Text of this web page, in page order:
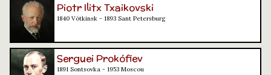
Piotr Ilitx Txaikovski
1840 Vótkinsk - 1893 Sant Petersburg
Serguei Prokófiev
1891 Sontsovka - 1953 Moscou